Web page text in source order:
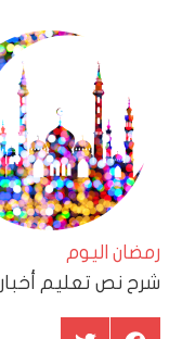
رمضان اليوم
شرح نص تعليم أخبار